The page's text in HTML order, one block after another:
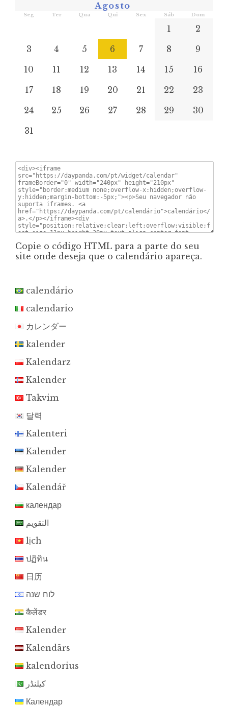
Agosto
Seg Ter Qua Qui Sex Sáb Dom
1
2
3
4 5 6 7 8
9
10
11 12 13 14 15
16
17
18 19 20 21 22
23
24
25 26 27 28 29
30
31
Copie o código HTML para a parte do seu
site onde deseja que o calendário apareça.
calendário
calendario
カレンダー
kalender
Kalendarz
Kalender
Takvim
달력
Kalenteri
Kalender
Kalender
Kalendář
календар
التقويم
lịch
ปฏิทิน
日历
לוח שנה
कैलेंडर
Kalender
Kalendārs
kalendorius
کیلنڈر
Календар